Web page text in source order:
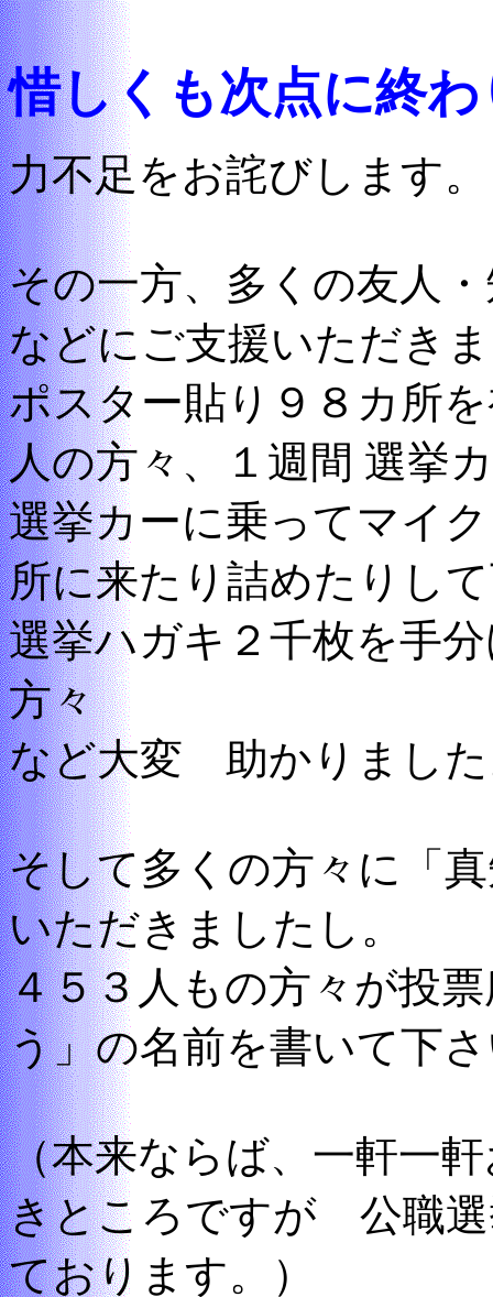
惜しくも次点に終
力不足をお詫びします。
その一方、多くの友人
などにご支援いただき
ポスター貼り９８カ所
人の方々、１週間 選挙
選挙カーに乗ってマイ
所に来たり詰めたりし
選挙ハガキ２千枚を手
方々
など大変 助かりまし
そして多くの方々に「
いただきましたし。
４５３人もの方々が投
う」の名前を書いて下
（本来ならば、一軒一
きところですが 公職選
ております。）